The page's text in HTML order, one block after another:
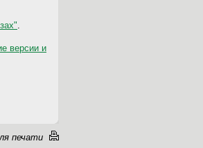
версии и
печати